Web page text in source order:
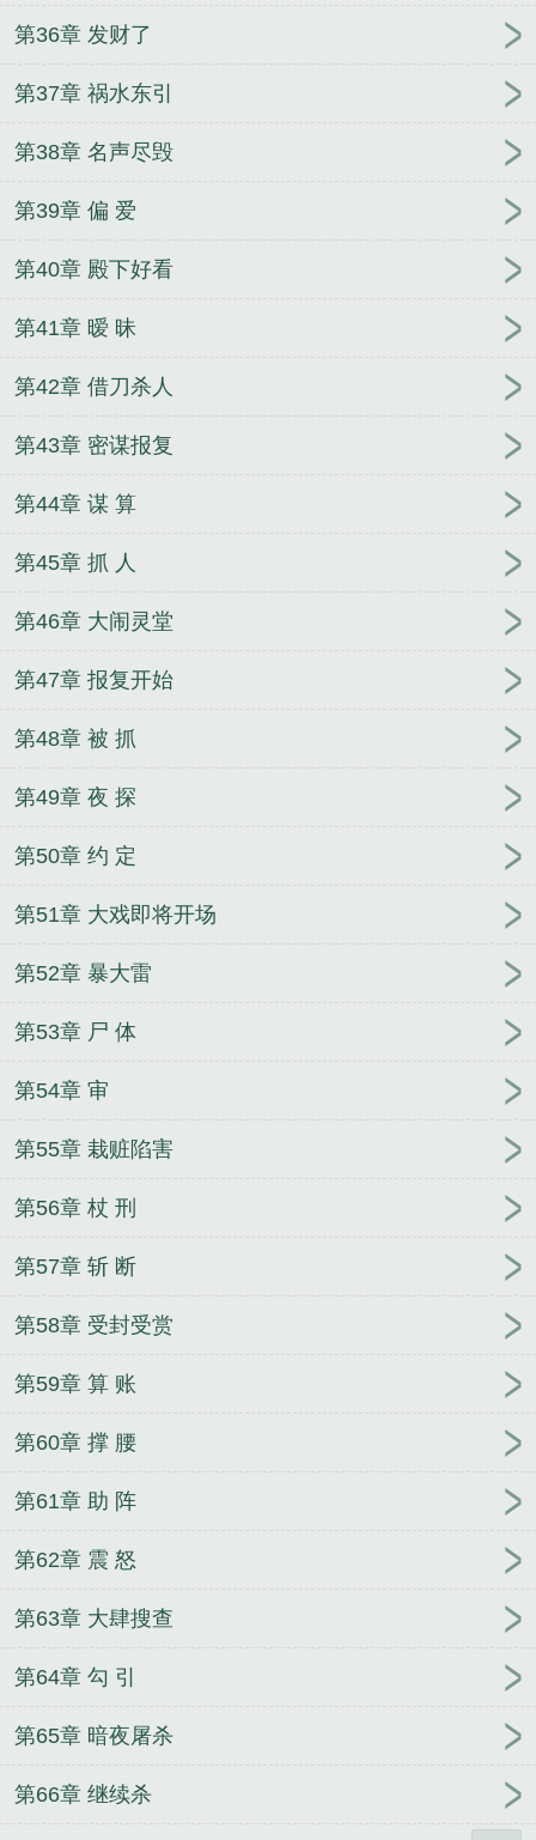
第36章 发财了
第37章 祸水东引
第38章 名声尽毁
第39章 偏 爱
第40章 殿下好看
第41章 暧 昧
第42章 借刀杀人
第43章 密谋报复
第44章 谋 算
第45章 抓 人
第46章 大闹灵堂
第47章 报复开始
第48章 被 抓
第49章 夜 探
第50章 约 定
第51章 大戏即将开场
第52章 暴大雷
第53章 尸 体
第54章 审
第55章 栽赃陷害
第56章 杖 刑
第57章 斩 断
第58章 受封受赏
第59章 算 账
第60章 撑 腰
第61章 助 阵
第62章 震 怒
第63章 大肆搜查
第64章 勾 引
第65章 暗夜屠杀
第66章 继续杀